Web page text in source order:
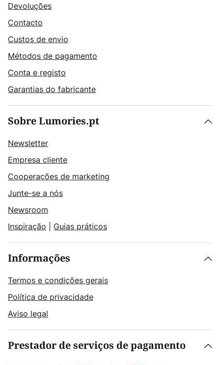
Devoluções
Contacto
Custos de envio
Métodos de pagamento
Conta e registo
Garantias do fabricante
Sobre Lumories.pt
Newsletter
Empresa cliente
Cooperações de marketing
Junte-se a nós
Newsroom
Inspiração
Guias práticos
Informações
Termos e condições gerais
Política de privacidade
Aviso legal
Prestador de serviços de pagamento